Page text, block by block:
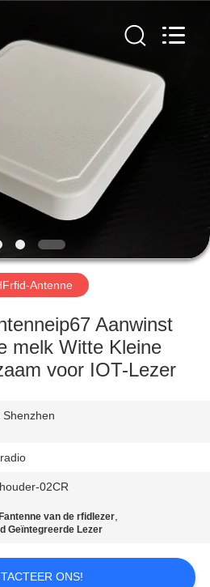
Antenne
Aanwinst
melk Witte Kleine
voor IOT-Lezer
Shenzhen
02CR
van de rfidlezer,
Geïntegreerde Lezer
ONS!